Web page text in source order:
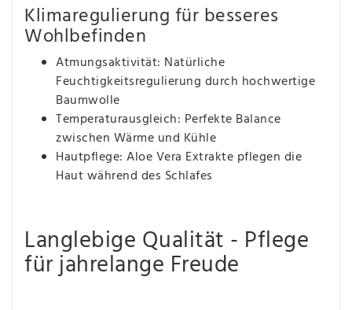
Klimaregulierung für besseres
Wohlbefinden
Atmungsaktivität: Natürliche
Feuchtigkeitsregulierung durch hochwertige
Baumwolle
Temperaturausgleich: Perfekte Balance
zwischen Wärme und Kühle
Hautpflege: Aloe Vera Extrakte pflegen die
Haut während des Schlafes
Langlebige Qualität - Pflege
für jahrelange Freude